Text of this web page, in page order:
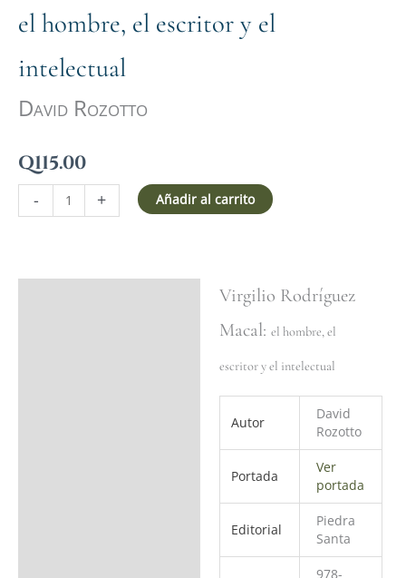
el hombre, el escritor y el
intelectual
David Rozotto
Q115.00
- + Añadir al carrito
Virgilio Rodríguez
Macal: el hombre, el
escritor y el intelectual
Autor
David
Rozotto
Portada
Ver
portada
Editorial
Piedra
Santa
978-